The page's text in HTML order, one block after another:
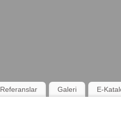
Referanslar Galeri E-